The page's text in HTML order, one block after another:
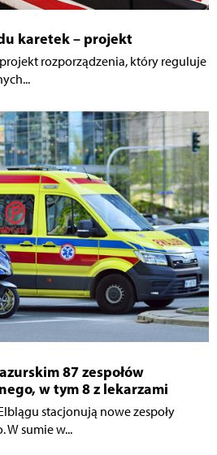
karetek – projekt
rozporządzenia, który reguluje
87 zespołów
w tym 8 z lekarzami
stacjonują nowe zespoły
sumie w...